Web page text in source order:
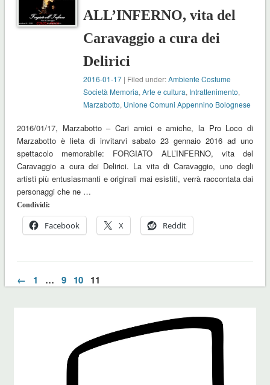
ALL’INFERNO, vita del
Caravaggio a cura dei
Delirici
2016-01-17 | Filed under:Ambiente Costume
Società Memoria,Arte e cultura, Intrattenimento,
Marzabotto, Unione Comuni Appennino Bolognese
2016/01/17, Marzabotto – Cari amici e amiche, la Pro Loco di
Marzabotto è lieta di invitarvi sabato 23 gennaio 2016 ad uno
spettacolo memorabile: FORGIATO ALL’INFERNO, vita del
Caravaggio a cura dei Delirici. La vita di Caravaggio, uno degli
artisti più entusiasmanti e originali mai esistiti, verrà raccontata dai
personaggi che ne …
Condividi:
Facebook X Reddit
← 1 … 9 10 11